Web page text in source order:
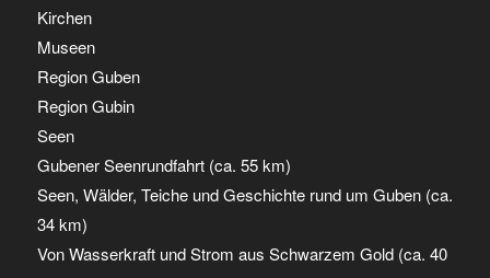
Kirchen
Museen
Region Guben
Region Gubin
Seen
Gubener Seenrundfahrt (ca. 55 km)
Seen, Wälder, Teiche und Geschichte rund um Guben (ca.
34 km)
Von Wasserkraft und Strom aus Schwarzem Gold (ca. 40